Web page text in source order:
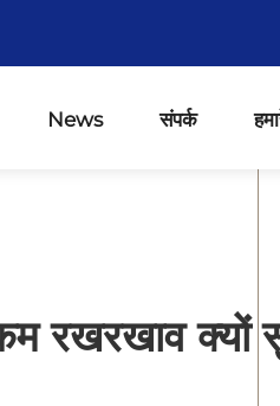
News संपर्क
रखरखाव क्यों